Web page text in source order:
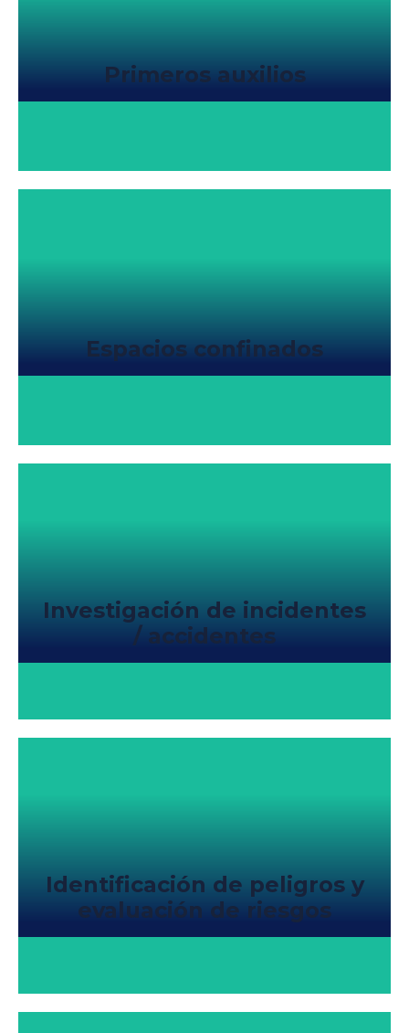
Primeros auxilios
Espacios confinados
Investigación de incidentes
/ accidentes
Identificación de peligros y
evaluación de riesgos